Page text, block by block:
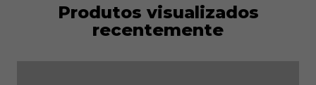
Produtos visualizados
recentemente